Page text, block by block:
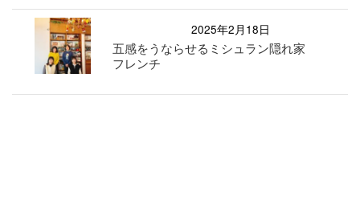
2025年2月18日
五感をうならせるミシュラン隠れ家
フレンチ